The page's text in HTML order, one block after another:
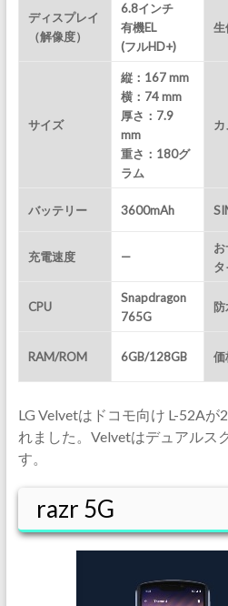
ディスプレイ
（解像度）
6.8インチ
有機EL
(フルHD+)
生
サイズ
縦：167 mm
横：74 mm
厚さ：7.9
mm
重さ：180グ
ラム
カ
バッテリー 3600mAh
充電速度 —
タ
CPU
Snapdragon
765G
RAM/ROM 6GB/128GB 価
LG Velvetはドコモ向け L-52A
れました。Velvetはデュアルス
す。
razr 5G